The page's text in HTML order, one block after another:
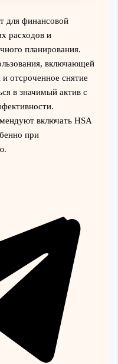
для финансовой
расходов и
планирования.
включающей
отсроченное снятие
в значимый актив с
включать HSA
при